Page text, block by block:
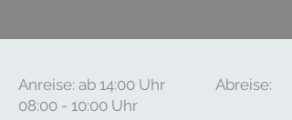
Anreise: ab 14:00 Uhr Abreise:
08:00 - 10:00 Uhr